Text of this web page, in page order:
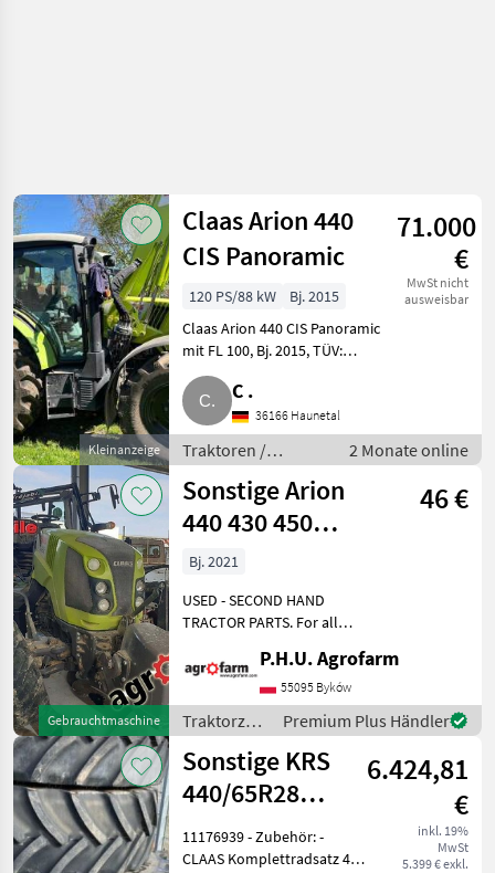
Kleinanzeige
Claas Arion 440
CIS Panoramic
71.000
€
MwSt nicht
ausweisbar
120 PS/88 kW
Bj. 2015
Claas Arion 440 CIS Panoramic
mit FL 100, Bj. 2015, TÜV:
05/2028, 2.800 Bstd., Leistung
120 PS, Reifen: 480/65/28 und
600/65/38, beide 95% neu
bereift in Okt. 24 und
C .
36166 Haunetal
Traktoren /
Standard
Traktoren
2 Monate online
Gebrauchtmaschine
Sonstige Arion
440 430 450
parts,
pieces
46 €
Bj. 2021
USED - SECOND HAND
TRACTOR PARTS. For all
message by e-mail either
whatsapp. TRAKTOR -
SCHLEPPER ERSATZTEILE.
Bei weiteren fragen
kontaktieren
P.H.U. Agrofarm
55095 Byków
Traktorzubehör
/ Sonstige
Premium Plus Händler
Sonstige KRS
440/65R28
480/70R38 MITAS
6.424,81
€
inkl. 19%
MwSt
5.399 € exkl.
11176939 - Zubehör: -
CLAAS Komplettradsatz 440